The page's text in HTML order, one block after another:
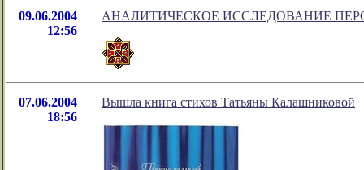
09.06.2004
12:56
АНАЛИТИЧЕСКОЕ ИССЛЕДОВАНИЕ
07.06.2004
18:56
Вышла книга стихов Татьяны Калашниковой